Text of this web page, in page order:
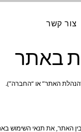
צור קשר
באתר
האתר, את תנאי השימוש